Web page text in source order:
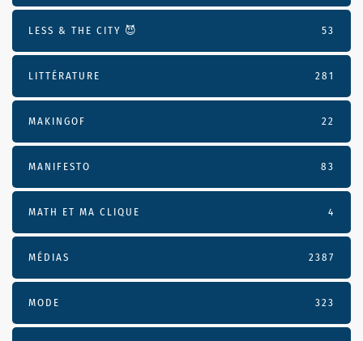
LESS & THE CITY 😈 53
LITTÉRATURE 281
MAKINGOF 22
MANIFESTO 83
MATH ET MA CLIQUE 4
MÉDIAS 2387
MODE 323